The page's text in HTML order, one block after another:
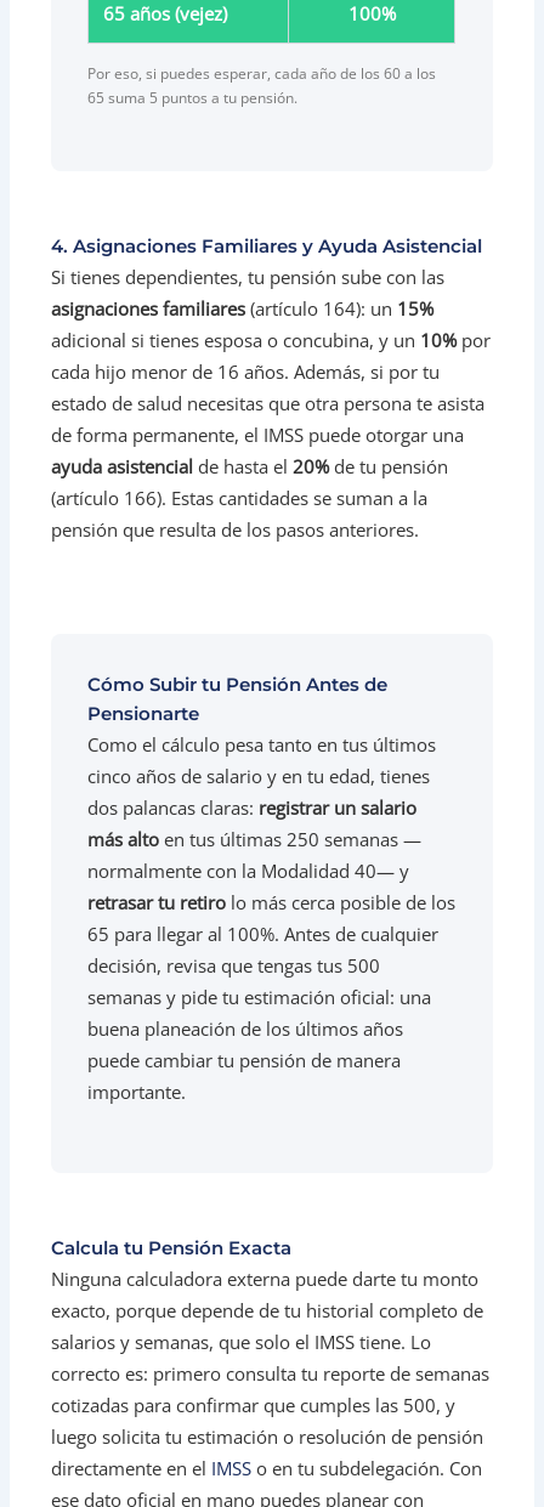
65 años (vejez) 100%
Por eso, si puedes esperar, cada año de los 60 a los
65 suma 5 puntos a tu pensión.
4. Asignaciones Familiares y Ayuda Asistencial
Si tienes dependientes, tu pensión sube con las
asignaciones familiares (artículo 164): un 15%
adicional si tienes esposa o concubina, y un 10%por
cada hijo menor de 16 años. Además, si por tu
estado de salud necesitas que otra persona te asista
de forma permanente, el IMSS puede otorgar una
ayuda asistencial de hasta el20%de tu pensión
(artículo 166). Estas cantidades se suman a la
pensión que resulta de los pasos anteriores.
Cómo Subir tu Pensión Antes de
Pensionarte
Como el cálculo pesa tanto en tus últimos
cinco años de salario y en tu edad, tienes
dos palancas claras: registrar un salario
más alto en tus últimas 250 semanas —
normalmente con la Modalidad 40— y
retrasar tu retiro lo más cerca posible de los
65 para llegar al 100%. Antes de cualquier
decisión, revisa que tengas tus 500
semanas y pide tu estimación oficial: una
buena planeación de los últimos años
puede cambiar tu pensión de manera
importante.
Calcula tu Pensión Exacta
Ninguna calculadora externa puede darte tu monto
exacto, porque depende de tu historial completo de
salarios y semanas, que solo el IMSS tiene. Lo
correcto es: primero consulta tu reporte de semanas
cotizadas para confirmar que cumples las 500, y
luego solicita tu estimación o resolución de pensión
directamente en el IMSS o en tu subdelegación. Con
ese dato oficial en mano puedes planear con